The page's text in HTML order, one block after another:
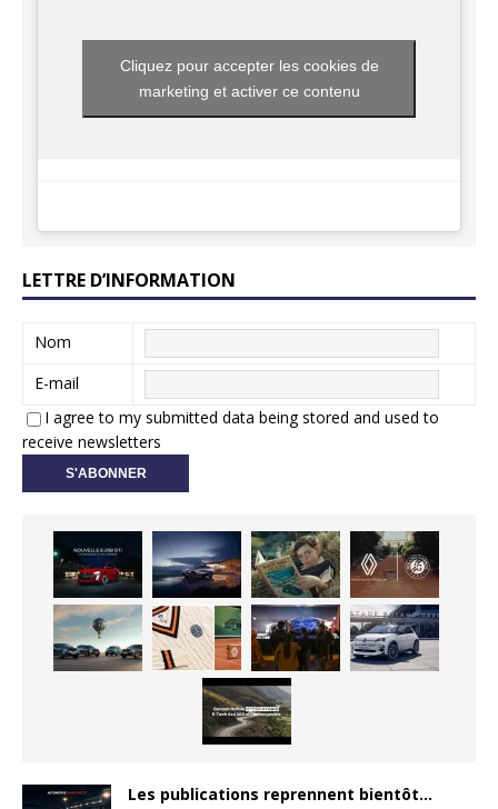
Cliquez pour accepter les cookies de
marketing et activer ce contenu
LETTRE D’INFORMATION
Nom
E-mail
I agree to my submitted data being stored and used to
receive newsletters
Les publications reprennent bientôt…